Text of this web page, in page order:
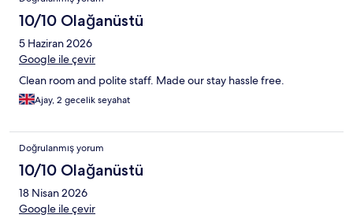
10/10 Olağanüstü
5 Haziran 2026
Google ile çevir
Clean room and polite staff. Made our stay hassle free.
Ajay, 2 gecelik seyahat
Doğrulanmış yorum
10/10 Olağanüstü
18 Nisan 2026
Google ile çevir